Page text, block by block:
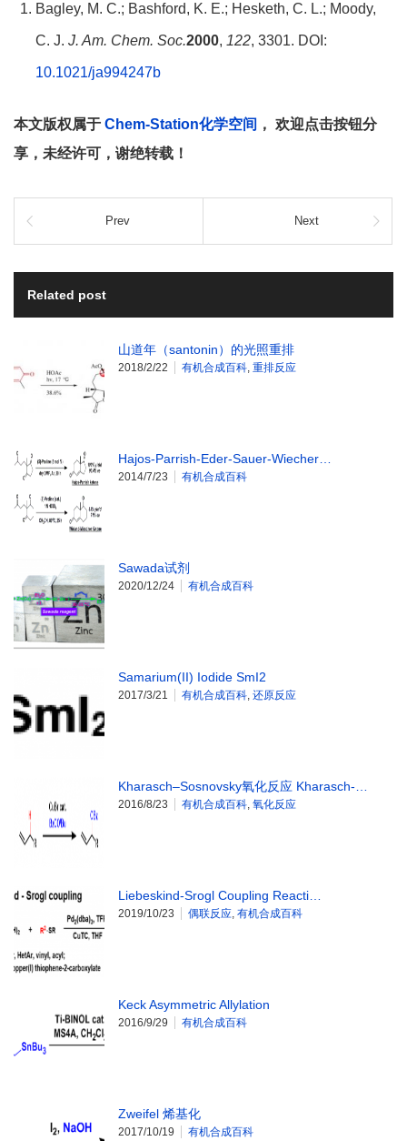
Bagley, M. C.; Bashford, K. E.; Hesketh, C. L.; Moody,
C. J. J. Am. Chem. Soc.2000, 122, 3301. DOI:
10.1021/ja994247b
本文版权属于 Chem-Station化学空间 ， 欢迎点击按钮分
享，未经许可，谢绝转载！
Prev Next
Related post
山道年（santonin）的光照重排
2018/2/22 有机合成百科, 重排反应
Hajos-Parrish-Eder-Sauer-Wiecher…
2014/7/23 有机合成百科
Sawada试剂
2020/12/24 有机合成百科
Samarium(II) Iodide SmI2
2017/3/21 有机合成百科, 还原反应
Kharasch–Sosnovsky氧化反应 Kharasch-…
2016/8/23 有机合成百科, 氧化反应
Liebeskind-Srogl Coupling Reacti…
2019/10/23 偶联反应, 有机合成百科
Keck Asymmetric Allylation
2016/9/29 有机合成百科
Zweifel 烯基化
2017/10/19 有机合成百科